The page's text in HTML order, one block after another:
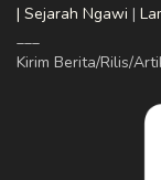
| Sejarah Ngawi |
Kirim Berita/Rilis/